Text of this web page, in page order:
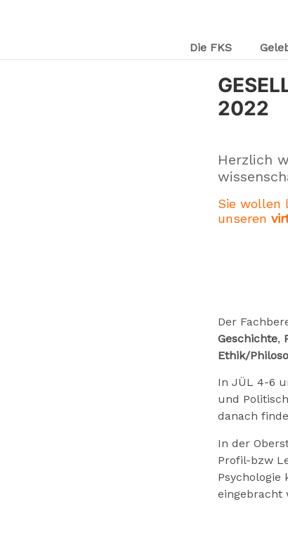
Die FKS
2022
Herzlich
Sie wollen
unseren
Der
Geschichte,
Ethik/
In JÜL 4-6
und
danach
In der
Profil-bzw
eingebracht